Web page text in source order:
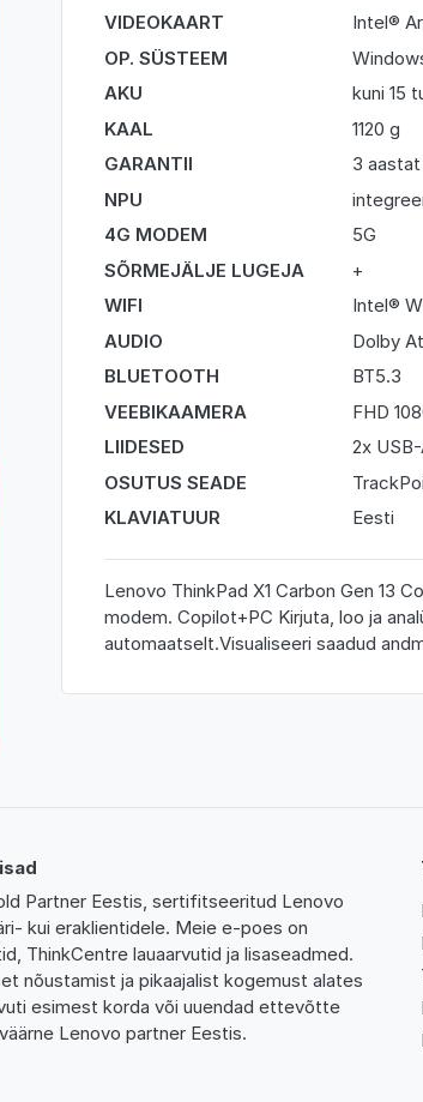
VIDEOKAART
Intel®
OP. SÜSTEEM
AKU
kuni 15
KAAL
1120 g
GARANTII
3 aastat
NPU
4G MODEM
5G
SÕRMEJÄLJE LUGEJA
+
WIFI
Intel®
AUDIO
Dolby
BLUETOOTH
BT5.3
VEEBIKAAMERA
FHD
LIIDESED
2x
OSUTUS SEADE
KLAVIATUUR
Eesti
Lenovo ThinkPad X1 Carbon Gen 13
modem. Copilot+PC Kirjuta, loo ja
automaatselt.Visualiseeri saadud
Partner Eestis, sertifitseeritud Lenovo
kui eraklientidele. Meie e-poes on
ThinkCentre lauaarvutid ja lisaseadmed.
nõustamist ja pikaajalist kogemust alates
esimest korda või uuendad ettevõtte
Lenovo partner Eestis.